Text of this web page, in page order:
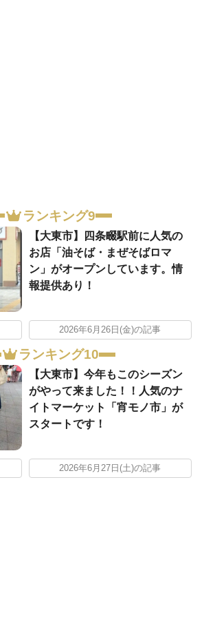
ランキング9
【大東市】四条畷駅前に人気の
お店「油そば・まぜそばロマ
ン」がオープンしています。情
報提供あり！
2026年6月26日(金)の記事
ランキング10
【大東市】今年もこのシーズン
がやって来ました！！人気のナ
イトマーケット「宵モノ市」が
スタートです！
2026年6月27日(土)の記事